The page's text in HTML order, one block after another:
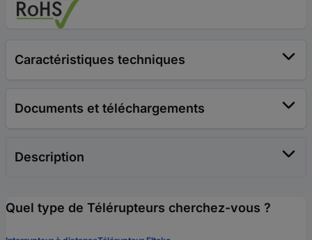
Caractéristiques techniques
Documents et téléchargements
Description
Quel type de Télérupteurs cherchez-vous ?